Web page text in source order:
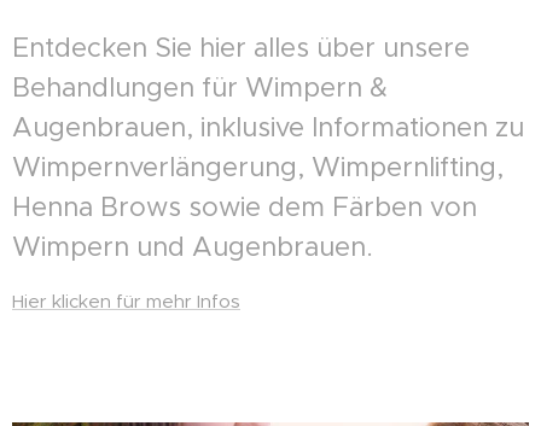
Entdecken Sie hier alles über unsere
Behandlungen für Wimpern &
Augenbrauen, inklusive Informationen zu
Wimpernverlängerung, Wimpernlifting,
Henna Brows sowie dem Färben von
Wimpern und Augenbrauen.
Hier klicken für mehr Infos